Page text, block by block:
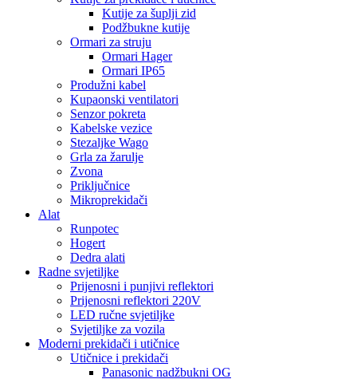
Kutije za šuplji zid
Podžbukne kutije
Ormari za struju
Ormari Hager
Ormari IP65
Produžni kabel
Kupaonski ventilatori
Senzor pokreta
Kabelske vezice
Stezaljke Wago
Grla za žarulje
Zvona
Priključnice
Mikroprekidači
Alat
Runpotec
Hogert
Dedra alati
Radne svjetiljke
Prijenosni i punjivi reflektori
Prijenosni reflektori 220V
LED ručne svjetiljke
Svjetiljke za vozila
Moderni prekidači i utičnice
Utičnice i prekidači
Panasonic nadžbukni OG